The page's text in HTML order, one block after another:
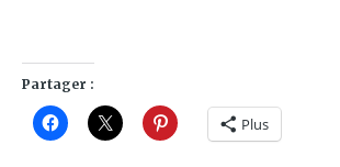
Partager :
Plus